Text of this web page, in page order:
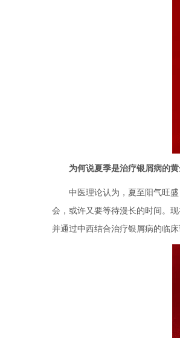
为何说夏季是治疗银屑病的黄
中医理论认为，夏至阳气旺盛
会，或许又要等待漫长的时间。
并通过中西结合治疗银屑病的临